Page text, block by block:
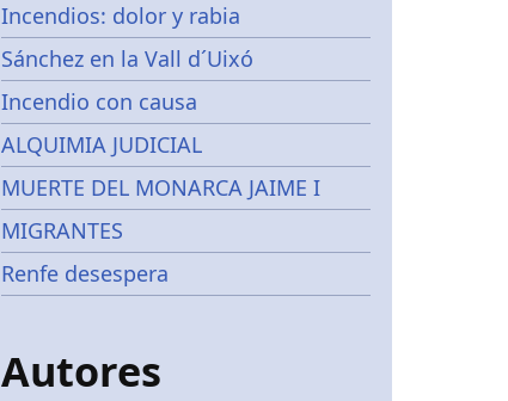
Incendios: dolor y rabia
Sánchez en la Vall d´Uixó
Incendio con causa
ALQUIMIA JUDICIAL
MUERTE DEL MONARCA JAIME I
MIGRANTES
Renfe desespera
Autores